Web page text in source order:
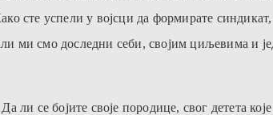
сте успели у војсци да формирате
смо доследни себи, својим циљевима и
се бојите своје породице, свог детета